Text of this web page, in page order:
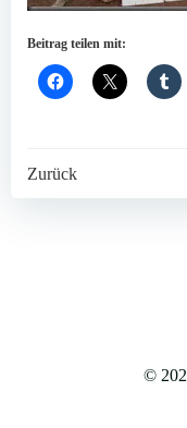
Beitrag teilen mit:
Post
Zurück
©